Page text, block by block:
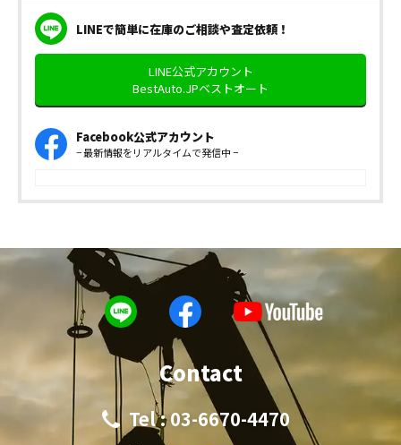
LINEで簡単に在庫のご相談や査定依頼！
LINE公式アカウント
BestAuto.JPベストオート
Facebook公式アカウント
− 最新情報をリアルタイムで発信中 −
Contact
Tel : 03-6670-4470